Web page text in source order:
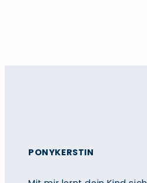
PONYKERSTIN